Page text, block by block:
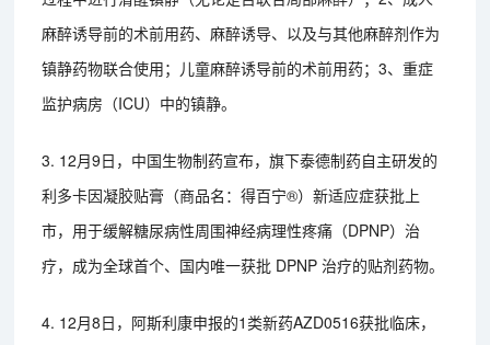
麻醉诱导前的术前用药、麻醉诱导、以及与其他麻醉剂作为
镇静药物联合使用；儿童麻醉诱导前的术前用药；3、重症
监护病房（ICU）中的镇静。
3. 12月9日，中国生物制药宣布，旗下泰德制药自主研发的
利多卡因凝胶贴膏（商品名：得百宁®）新适应症获批上
市，用于缓解糖尿病性周围神经病理性疼痛（DPNP）治
疗，成为全球首个、国内唯一获批 DPNP 治疗的贴剂药物。
4. 12月8日，阿斯利康申报的1类新药AZD0516获批临床，